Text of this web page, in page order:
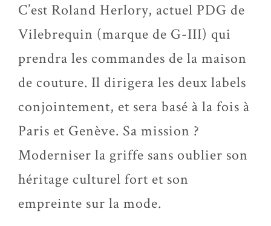
C’est Roland Herlory, actuel PDG de
Vilebrequin (marque de G-III) qui
prendra les commandes de la maison
de couture. Il dirigera les deux labels
conjointement, et sera basé à la fois à
Paris et Genève. Sa mission ?
Moderniser la griffe sans oublier son
héritage culturel fort et son
empreinte sur la mode.